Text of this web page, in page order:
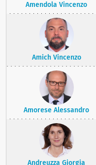
Amendola Vincenzo
Amich Vincenzo
Amorese Alessandro
Andreuzza Giorgia